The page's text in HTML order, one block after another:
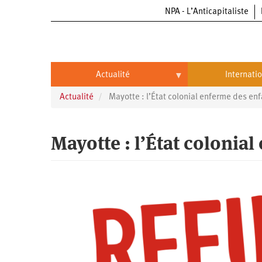
NPA - L’Anticapitaliste
Actualité
Actualité
Entreprises
Aéronautique
Commerce
Antiracisme
Féminisme
Écologie
Éducation
International
Chine
Continents
Continents
Afrique
Actualité Mayotte : l’État colonial enferme des
Mayotte : l’État